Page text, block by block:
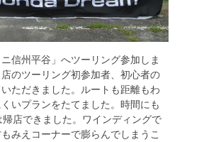
ニ信州平谷」へツーリング参加しま
のツーリング初参加者、初心者の
ただきました。ルートも距離もわ
いプランをたてました。時間にも
店できました。ワインディングで
みえコーナーで膨らんでしまうこ